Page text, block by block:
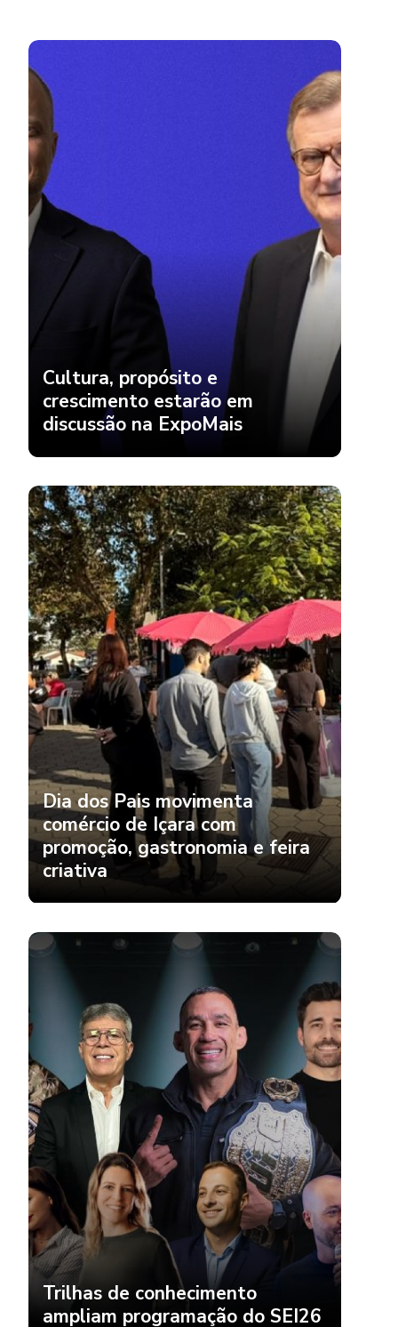
Cultura, propósito e
crescimento estarão em
discussão na ExpoMais
Dia dos Pais movimenta
comércio de Içara com
promoção, gastronomia e feira
criativa
Trilhas de conhecimento
ampliam programação do SEI26